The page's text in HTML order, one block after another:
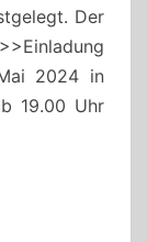
Der
2024 in
19.00 Uhr